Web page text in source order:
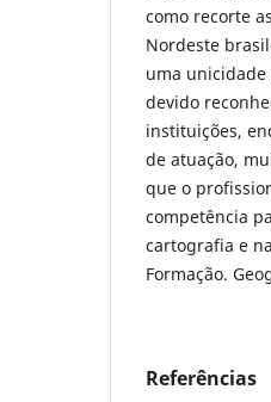
como recorte
Nordeste
uma unicidade
devido
instituições,
de atuação,
que o
competência
cartografia e
Formação.
Referências